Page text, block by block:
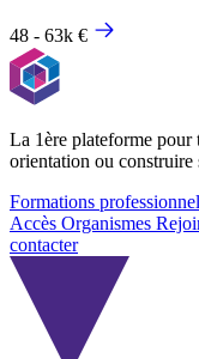
48 - 63k €
La 1ère plateforme
orientation ou construire
Formations
Accès Organismes
contacter